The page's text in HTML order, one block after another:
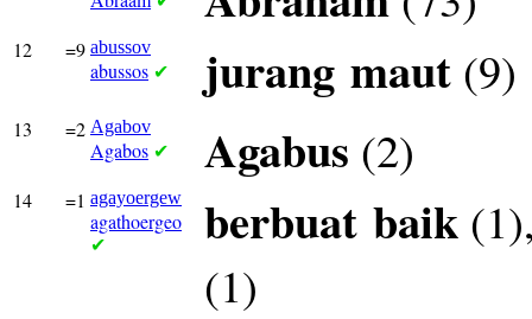
12 =9 abussov
abussos ✔ jurang maut (9)
13 =2 Agabov
Agabos ✔ Agabus (2)
14 =1 agayoergew
agathoergeo
✔ berbuat baik
(1)